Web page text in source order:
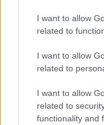
I want to allow
related to
I want to allow
related to
I want to allow
related to
functionality and
Meld deg